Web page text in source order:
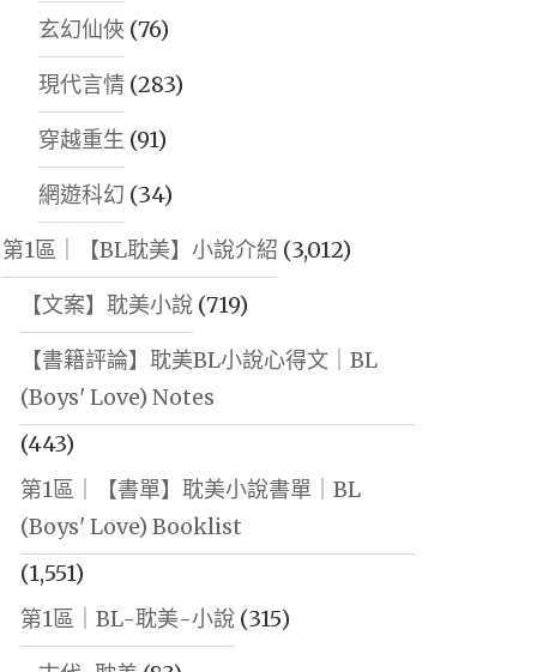
玄幻仙俠 (76)
現代言情(283)
穿越重生 (91)
網遊科幻 (34)
第1區｜【BL耽美】小說介紹 (3,012)
【文案】耽美小說(719)
【書籍評論】耽美BL小說心得文｜BL
(Boys' Love) Notes
(443)
第1區｜【書單】耽美小說書單｜BL
(Boys' Love) Booklist
(1,551)
第1區｜BL-耽美-小說(315)